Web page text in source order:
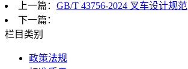
上一篇： GB/T 43756-2024 叉车设计规范
下一篇：
栏目类别
政策法规